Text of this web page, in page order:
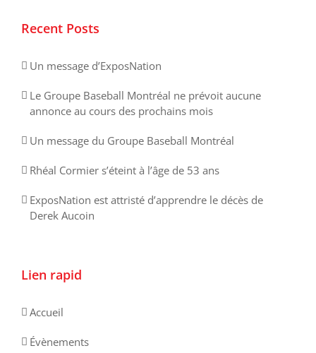
Recent Posts
Un message d’ExposNation
Le Groupe Baseball Montréal ne prévoit aucune
annonce au cours des prochains mois
Un message du Groupe Baseball Montréal
Rhéal Cormier s’éteint à l’âge de 53 ans
ExposNation est attristé d’apprendre le décès de
Derek Aucoin
Lien rapid
Accueil
Évènements